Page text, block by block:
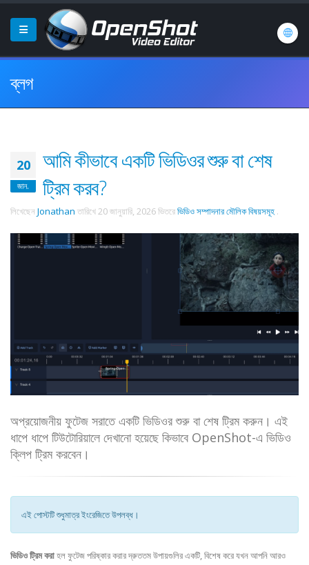
ব্লগ
20
জান.
আমি কীভাবে একটি ভিডিওর শুরু বা শেষ
ট্রিম করব?
লিখেছেন Jonathan তারিখে20 জানুয়ারি, 2026ভিতরেভিডিও সম্পাদনার মৌলিক বিষয়সমূহ .
অপ্রয়োজনীয় ফুটেজ সরাতে একটি ভিডিওর শুরু বা শেষ ট্রিম করুন। এই
ধাপে ধাপে টিউটোরিয়ালে দেখানো হয়েছে কিভাবে OpenShot-এ ভিডিও
ক্লিপ ট্রিম করবেন।
এই পোস্টটি শুধুমাত্র ইংরেজিতে উপলব্ধ।
ভিডিও ট্রিম করাহল ফুটেজ পরিষ্কার করার দ্রুততম উপায়গুলির একটি, বিশেষ করে যখন আপনি আরও